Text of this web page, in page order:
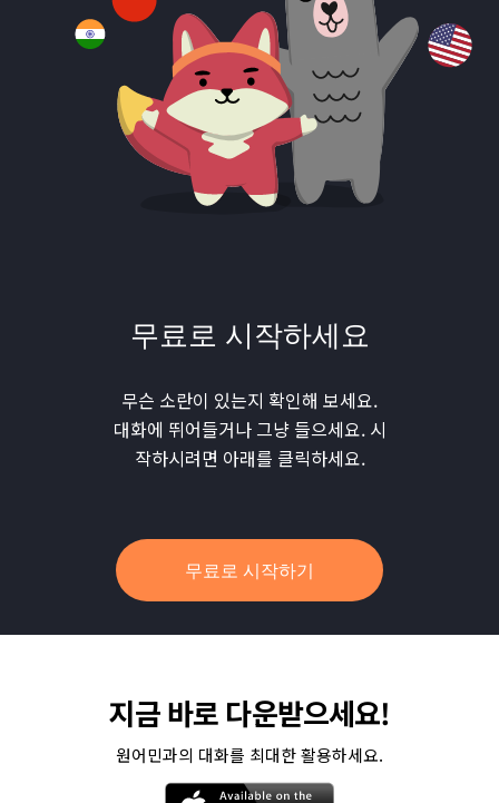
무료로 시작하세요
무슨 소란이 있는지 확인해 보세요.
대화에 뛰어들거나 그냥 들으세요. 시
작하시려면 아래를 클릭하세요.
무료로 시작하기
지금 바로 다운받으세요!
원어민과의 대화를 최대한 활용하세요.